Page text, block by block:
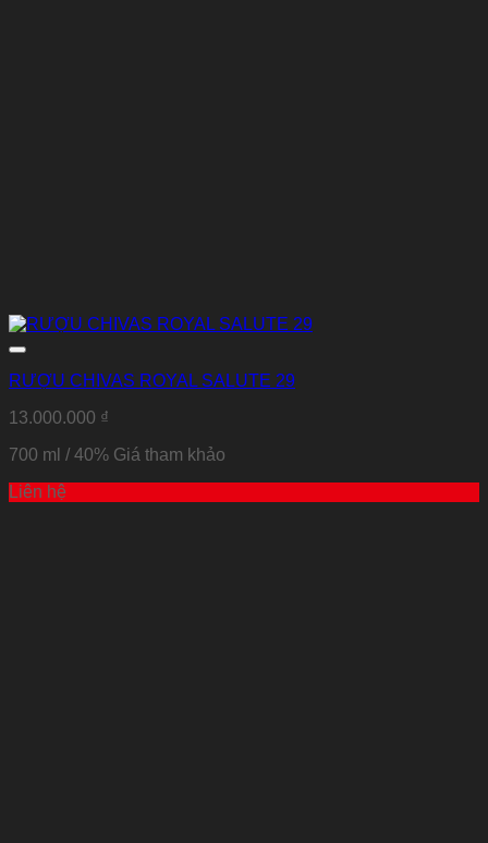
Thêm vào Yêu thích
RƯỢU CHIVAS ROYAL SALUTE 29
13.000.000 ₫
700 ml / 40% Giá tham khảo
Liên hệ